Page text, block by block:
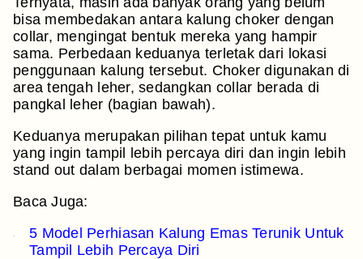
bisa membedakan antara kalung choker dengan
collar, mengingat bentuk mereka yang hampir
sama. Perbedaan keduanya terletak dari lokasi
penggunaan kalung tersebut. Choker digunakan di
area tengah leher, sedangkan collar berada di
pangkal leher (bagian bawah).
Keduanya merupakan pilihan tepat untuk kamu
yang ingin tampil lebih percaya diri dan ingin lebih
stand out dalam berbagai momen istimewa.
Baca Juga:
5 Model Perhiasan Kalung Emas Terunik Untuk
Tampil Lebih Percaya Diri